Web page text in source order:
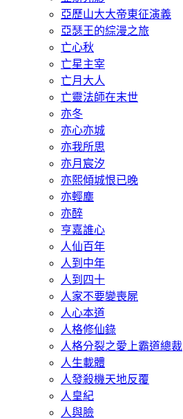
亞歷山大大帝東征演義
亞瑟王的綜漫之旅
亡心秋
亡星主宰
亡月大人
亡靈法師在末世
亦冬
亦心亦城
亦我所思
亦月宸汐
亦熙傾城恨已晚
亦輕塵
亦醉
亨嘉誰心
人仙百年
人到中年
人到四十
人家不要變喪屍
人心本道
人格修仙錄
人格分裂之愛上霸道總裁
人生載體
人發殺機天地反覆
人皇紀
人與臉